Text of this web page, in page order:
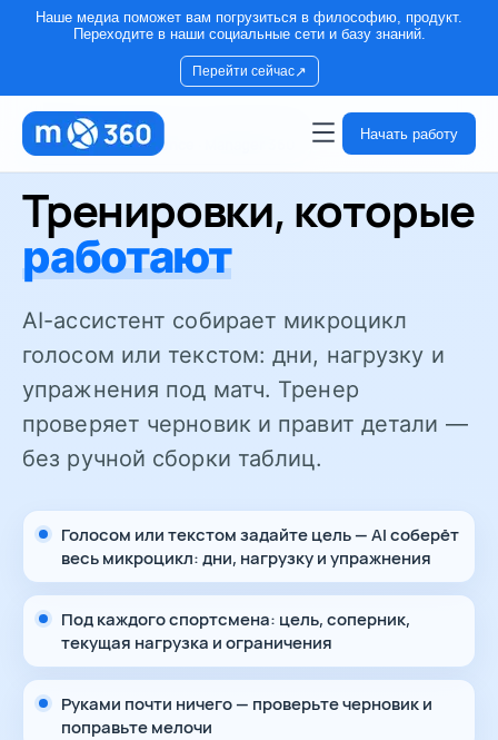
Наше медиа поможет вам погрузиться в философию, продукт.
Переходите в наши социальные сети и базу знаний.
Перейти сейчас↗
Начать работу
Training Intelligence · Manager 360
Тренировки, которые
работают
AI-ассистент собирает микроцикл
голосом или текстом: дни, нагрузку и
упражнения под матч. Тренер
проверяет черновик и правит детали —
без ручной сборки таблиц.
Голосом или текстом задайте цель — AI соберёт
весь микроцикл: дни, нагрузку и упражнения
Под каждого спортсмена: цель, соперник,
текущая нагрузка и ограничения
Руками почти ничего — проверьте черновик и
поправьте мелочи